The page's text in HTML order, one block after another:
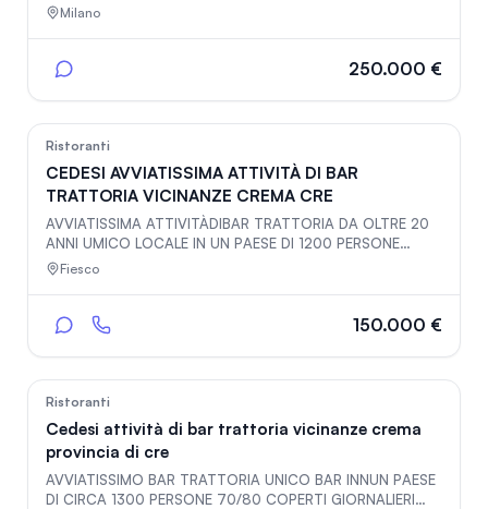
vendere.
Milano
250.000 €
Ristoranti
CEDESI AVVIATISSIMA ATTIVITÀ DI BAR
TRATTORIA VICINANZE CREMA CRE
AVVIATISSIMA ATTIVITÀDIBAR TRATTORIA DA OLTRE 20
ANNI UMICO LOCALE IN UN PAESE DI 1200 PERSONE
70/80 COPERTI GIORNALIERI CON LA PAUSA PRANZO
Fiesco
150.000 €
Ristoranti
Cedesi attività di bar trattoria vicinanze crema
provincia di cre
AVVIATISSIMO BAR TRATTORIA UNICO BAR INNUN PAESE
DI CIRCA 1300 PERSONE 70/80 COPERTI GIORNALIERI